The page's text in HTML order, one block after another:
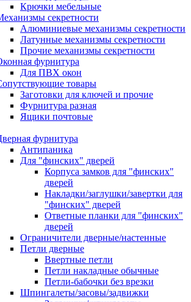
Крючки мебельные
секретности
Алюминиевые механизмы секретности
Латунные механизмы секретности
Прочие механизмы секретности
фурнитура
Для ПВХ окон
товары
Заготовки для ключей и прочие
Фурнитура разная
Ящики почтовые
фурнитура
Антипаника
Для "финских" дверей
Корпуса замков для "финских"
дверей
Накладки/заглушки/завертки для
"финских" дверей
Ответные планки для "финских"
дверей
Ограничители дверные/настенные
Петли дверные
Ввертные петли
Петли накладные обычные
Петли-бабочки без врезки
Шпингалеты/засовы/задвижки